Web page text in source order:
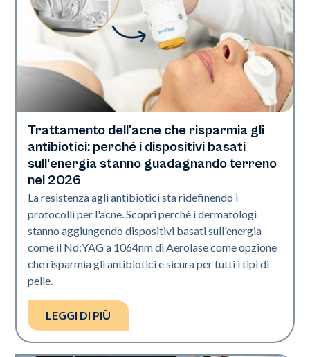
Salute della pelle
Trattamento dell'acne che risparmia gli
antibiotici: perché i dispositivi basati
sull'energia stanno guadagnando terreno
nel 2026
La resistenza agli antibiotici sta ridefinendo i
protocolli per l'acne. Scopri perché i dermatologi
stanno aggiungendo dispositivi basati sull'energia
come il Nd:YAG a 1064nm di Aerolase come opzione
che risparmia gli antibiotici e sicura per tutti i tipi di
pelle.
LEGGI DI PIÙ